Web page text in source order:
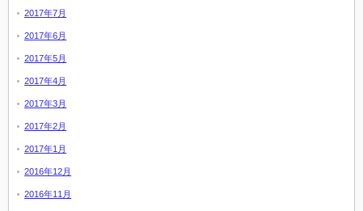
2017年7月
2017年6月
2017年5月
2017年4月
2017年3月
2017年2月
2017年1月
2016年12月
2016年11月